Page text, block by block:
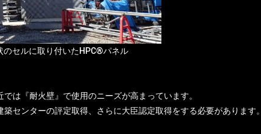
のセルに取り付いたHPC®パネル
は『耐火壁』で使用のニーズが高まっています。
センターの評定取得、さらに大臣認定取得をする必要があります。